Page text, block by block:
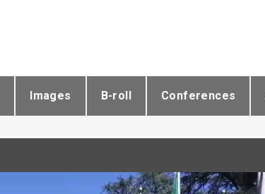
Images B-roll Conferences